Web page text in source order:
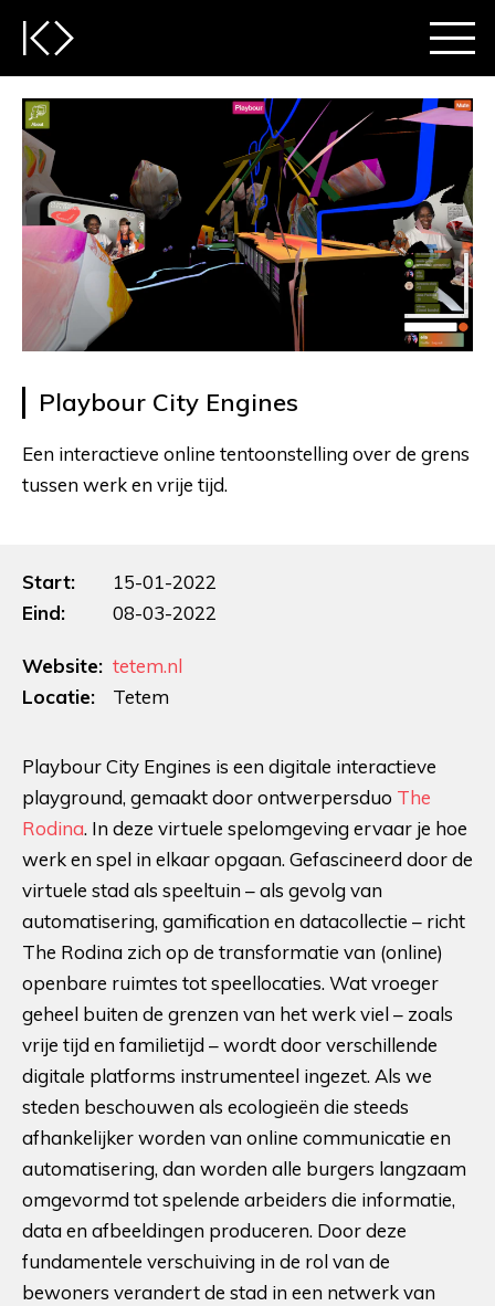
Playbour City Engines
Een interactieve online tentoonstelling over de grens
tussen werk en vrije tijd.
Start:
15-01-2022
Eind:
08-03-2022
Website: tetem.nl
Locatie:
Tetem
Playbour City Engines is een digitale interactieve
playground, gemaakt door ontwerpersduo The
Rodina. In deze virtuele spelomgeving ervaar je hoe
werk en spel in elkaar opgaan. Gefascineerd door de
virtuele stad als speeltuin – als gevolg van
automatisering, gamification en datacollectie – richt
The Rodina zich op de transformatie van (online)
openbare ruimtes tot speellocaties. Wat vroeger
geheel buiten de grenzen van het werk viel – zoals
vrije tijd en familietijd – wordt door verschillende
digitale platforms instrumenteel ingezet. Als we
steden beschouwen als ecologieën die steeds
afhankelijker worden van online communicatie en
automatisering, dan worden alle burgers langzaam
omgevormd tot spelende arbeiders die informatie,
data en afbeeldingen produceren. Door deze
fundamentele verschuiving in de rol van de
bewoners verandert de stad in een netwerk van